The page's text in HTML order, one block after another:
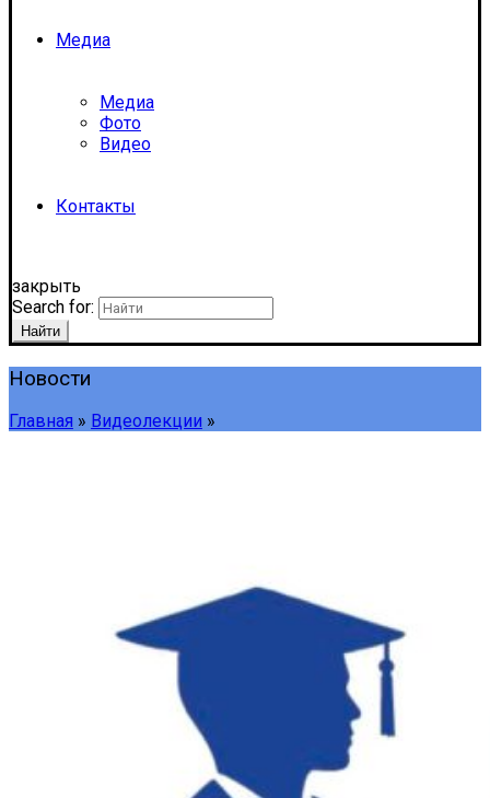
Медиа
Медиа
Фото
Видео
Контакты
закрыть
Search for:
Найти
Новости
Главная » Видеолекции »